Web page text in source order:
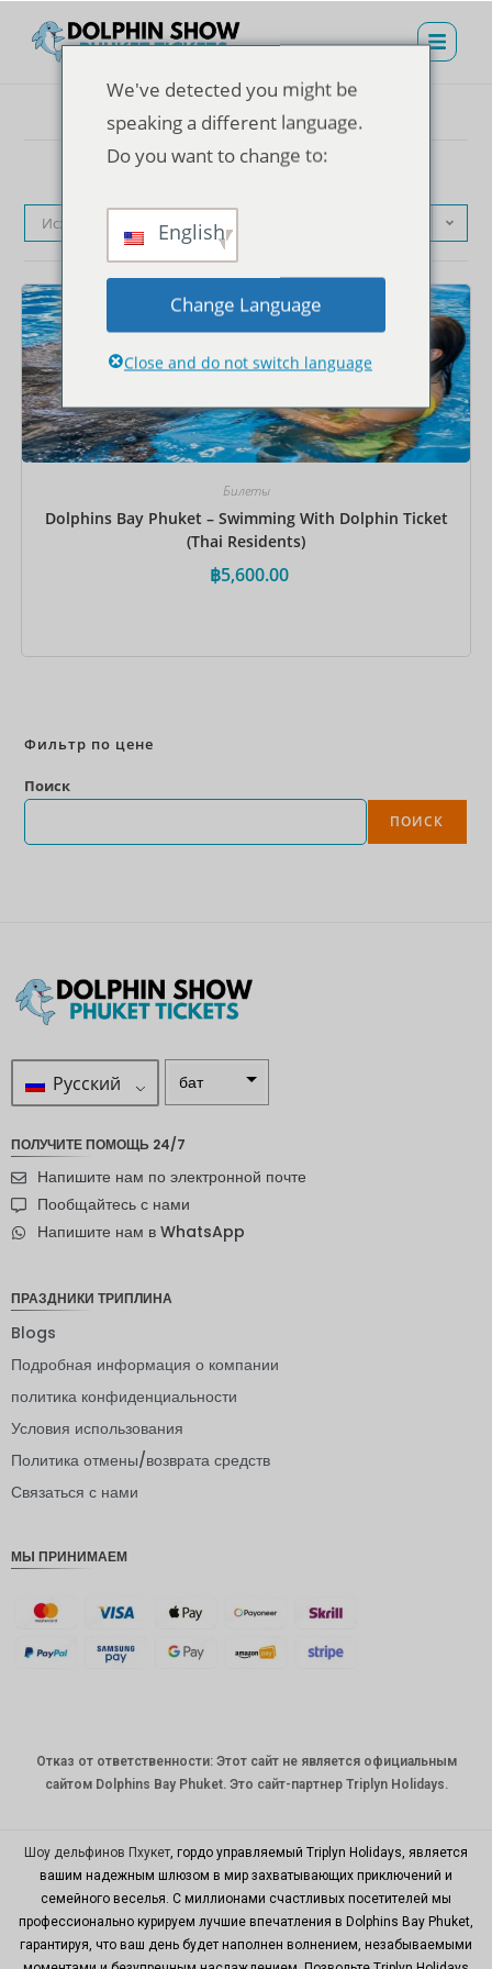
Исходная сортировка
Билеты
Dolphins Bay Phuket – Swimming With Dolphin Ticket
(Thai Residents)
฿5,600.00
Фильтр по цене
Поиск
ПОИСК
Русский бат
я крона
андский
ЙЕНА
евро
ая
крона
САПР
корейск
ая вона
китайски
й юань
ПОЛУЧИТЕ ПОМОЩЬ 24/7
Напишите нам по электронной почте
Пообщайтесь с нами
Напишите нам в WhatsApp
ПРАЗДНИКИ ТРИПЛИНА
Blogs
Подробная информация о компании
политика конфиденциальности
Условия использования
Политика отмены/возврата средств
Связаться с нами
МЫ ПРИНИМАЕМ
Отказ от ответственности: Этот сайт не является официальным
сайтом Dolphins Bay Phuket. Это сайт-партнер Triplyn Holidays.
Шоу дельфинов Пхукет , гордо управляемый Triplyn Holidays, является
вашим надежным шлюзом в мир захватывающих приключений и
семейного веселья. С миллионами счастливых посетителей мы
профессионально курируем лучшие впечатления в Dolphins Bay Phuket,
гарантируя, что ваш день будет наполнен волнением, незабываемыми
We've detected you might be
speaking a different language.
Do you want to change to:
English
Change Language
Close and do not switch language